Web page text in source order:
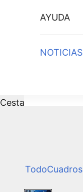
AYUDA
NOTICIAS
Cesta
TodoCuadros